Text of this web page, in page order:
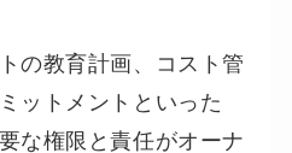
の教育計画、コスト管
ットメントといった
な権限と責任がオーナ